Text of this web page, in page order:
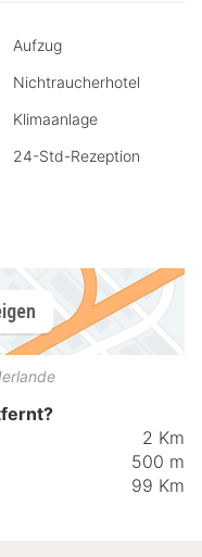
Aufzug
Nichtraucherhotel
Klimaanlage
24-Std-Rezeption
2 Km
500 m
99 Km